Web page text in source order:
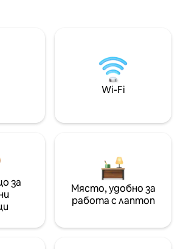
Wi-Fi
за
Място, удобно за
работа с лаптоп